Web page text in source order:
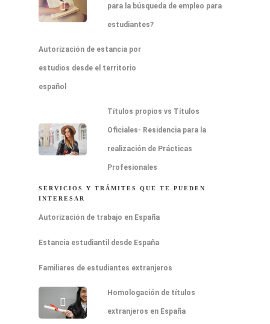
estudios que conduzcan a la obtención
en España o en el extranjero.
para la búsqueda de empleo para
estudiantes?
Autorización de estancia por
estudios desde el territorio
español
Títulos propios vs Títulos
Oficiales- Residencia para la
realización de Prácticas
Profesionales
SERVICIOS Y TRÁMITES QUE TE PUEDEN
INTERESAR
Autorización de trabajo en España
Estancia estudiantil desde España
Familiares de estudiantes extranjeros
Homologación de títulos
extranjeros en España